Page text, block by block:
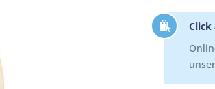
Click